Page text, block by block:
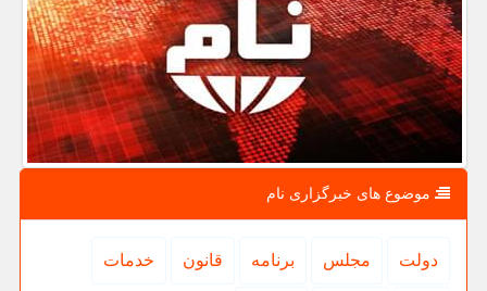
موضوع های خبرگزاری نام
دولت مجلس برنامه قانون خدمات